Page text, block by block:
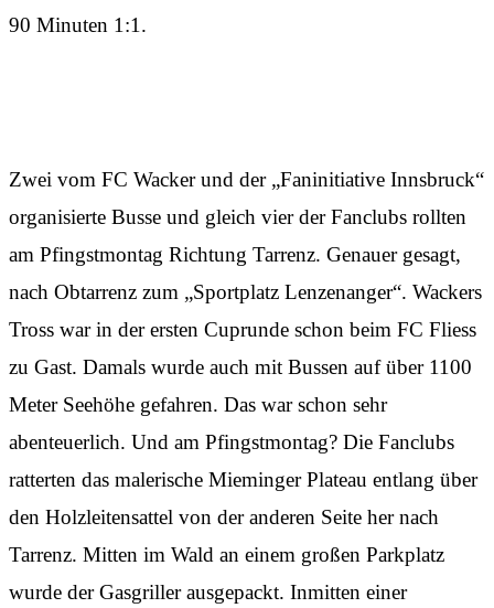
90 Minuten 1:1.
Zwei vom FC Wacker und der „Faninitiative Innsbruck“
organisierte Busse und gleich vier der Fanclubs rollten
am Pfingstmontag Richtung Tarrenz. Genauer gesagt,
nach Obtarrenz zum „Sportplatz Lenzenanger“. Wackers
Tross war in der ersten Cuprunde schon beim FC Fliess
zu Gast. Damals wurde auch mit Bussen auf über 1100
Meter Seehöhe gefahren. Das war schon sehr
abenteuerlich. Und am Pfingstmontag? Die Fanclubs
ratterten das malerische Mieminger Plateau entlang über
den Holzleitensattel von der anderen Seite her nach
Tarrenz. Mitten im Wald an einem großen Parkplatz
wurde der Gasgriller ausgepackt. Inmitten einer